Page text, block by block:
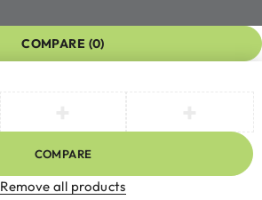
COMPARE (0)
COMPARE
Remove all products